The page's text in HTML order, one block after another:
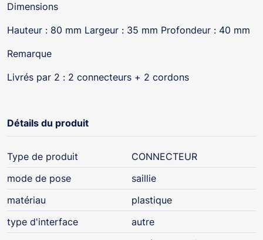
Dimensions
Hauteur : 80 mm Largeur : 35 mm Profondeur : 40 mm
Remarque
Livrés par 2 : 2 connecteurs + 2 cordons
Détails du produit
Type de produit
CONNECTEUR
mode de pose
saillie
matériau
plastique
type d'interface
autre